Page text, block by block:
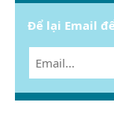
Để lại Email